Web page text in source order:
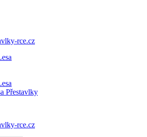
rce.cz
Přestavlky
rce.cz